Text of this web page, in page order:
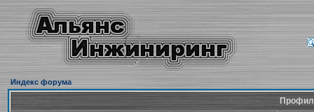
Индекс форума